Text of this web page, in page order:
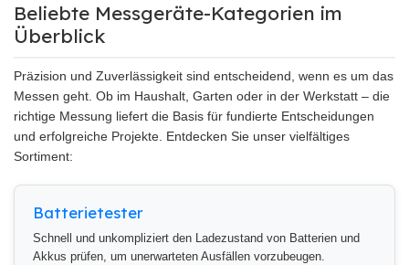
Beliebte Messgeräte-Kategorien im
Überblick
Präzision und Zuverlässigkeit sind entscheidend, wenn es um das
Messen geht. Ob im Haushalt, Garten oder in der Werkstatt – die
richtige Messung liefert die Basis für fundierte Entscheidungen
und erfolgreiche Projekte. Entdecken Sie unser vielfältiges
Sortiment:
Batterietester
Schnell und unkompliziert den Ladezustand von Batterien und
Akkus prüfen, um unerwarteten Ausfällen vorzubeugen.